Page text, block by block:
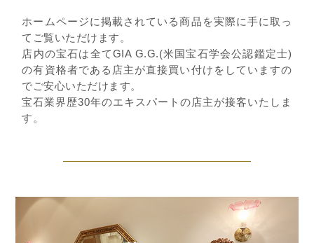
ホームページに掲載されている商品を実際に手に取っ
てご覧いただけます。
店内の宝石は全てGIA G.G.(米国宝石学会公認鑑定士)
の有資格者である店主が直接買い付けをしていますの
でご安心いただけます。
宝石業界歴30年のエキスパートの店主が接客いたしま
す。